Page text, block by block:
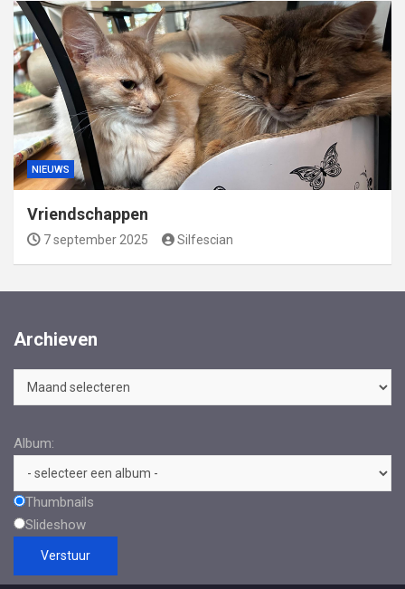
NIEUWS
Vriendschappen
7 september 2025 Silfescian
Archieven
Archieven
Album:
Thumbnails
Slideshow